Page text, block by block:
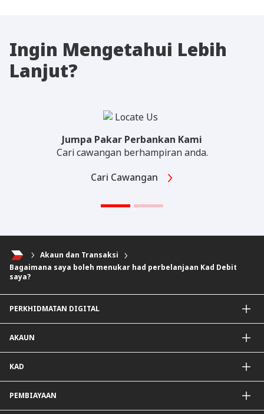
Ingin Mengetahui Lebih
Lanjut?
Jumpa Pakar Perbankan Kami
Cari cawangan berhampiran anda.
Cari Cawangan
Akaun dan Transaksi
Bagaimana saya boleh menukar had perbelanjaan Kad Debit
saya?
PERKHIDMATAN DIGITAL
CIMB Clicks
DuitNow QR
Diperibadikan Untuk Anda
Penjejak Karbon
AKAUN
Akaun Semasa
Simpanan Tetap
Mudarabah IA
KAD
Kad Debit
PEMBIAYAAN